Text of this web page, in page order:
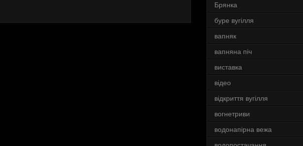
Брянка
буре вугілля
вапняк
вапняна піч
виставка
відео
відкриття вугілля
вогнетриви
водонапірна вежа